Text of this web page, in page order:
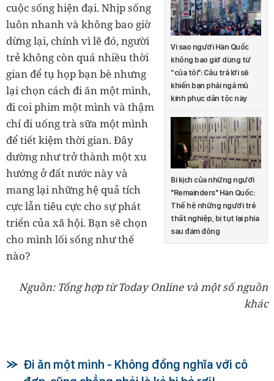
Vì sao người Hàn Quốc
không bao giờ dùng từ
“của tôi": Câu trả lời sẽ
khiến bạn phải ngả mũ
kính phục dân tộc này
Bi kịch của những người
"Remainders" Hàn Quốc:
Thế hệ những người trẻ
thất nghiệp, bị tụt lại phía
sau đám đông
cuộc sống hiện đại. Nhịp sống
luôn nhanh và không bao giờ
dừng lại, chính vì lẽ đó, người
trẻ không còn quá nhiều thời
gian để tụ họp bạn bè nhưng
lại chọn cách đi ăn một mình,
đi coi phim một mình và thậm
chí đi uống trà sữa một mình
để tiết kiệm thời gian. Đây
dường như trở thành một xu
hướng ở đất nước này và
mang lại những hệ quả tích
cực lẫn tiêu cực cho sự phát
triển của xã hội. Bạn sẽ chọn
cho mình lối sống như thế
nào?
Nguồn: Tổng hợp từ Today Online và một số nguồn
khác
Đi ăn một mình - Không đồng nghĩa với cô